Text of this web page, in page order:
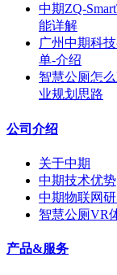
中期ZQ-
能详解
广州中期科
单-介绍
智慧公厕怎
业规划思路
公司介绍
关于中期
中期技术优势
中期物联网
智慧公厕VR
产品&服务